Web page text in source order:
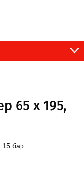
65 x 195,